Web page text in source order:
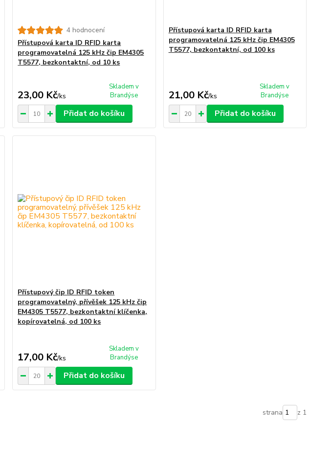
4 hodnocení
Přístupová karta ID RFID karta
programovatelná 125 kHz čip EM4305
T5577, bezkontaktní, od 10 ks
23,00 Kč/ks
Skladem v
Brandýse
Přidat do košíku
Přístupová karta ID RFID karta
programovatelná 125 kHz čip EM4305
T5577, bezkontaktní, od 100 ks
21,00 Kč/ks
Skladem v
Brandýse
Přidat do košíku
Přístupový čip ID RFID token
programovatelný, přívěšek 125 kHz čip
EM4305 T5577, bezkontaktní klíčenka,
kopírovatelná, od 100 ks
17,00 Kč/ks
Skladem v
Brandýse
Přidat do košíku
strana z 1